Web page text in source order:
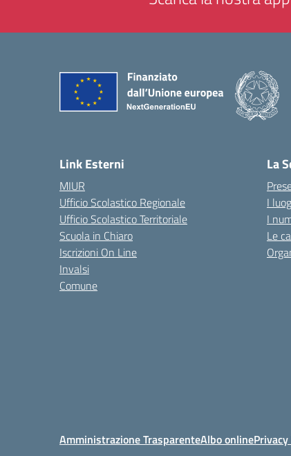
Link Esterni
MIUR
Ufficio Scolastico Regionale
Ufficio Scolastico Territoriale
Scuola in Chiaro
Iscrizioni On Line
Invalsi
Comune
La
I
I
Le
Amministrazione TrasparenteAlbo online